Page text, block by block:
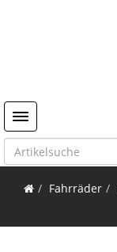
Toggle navigation
Fahrräder